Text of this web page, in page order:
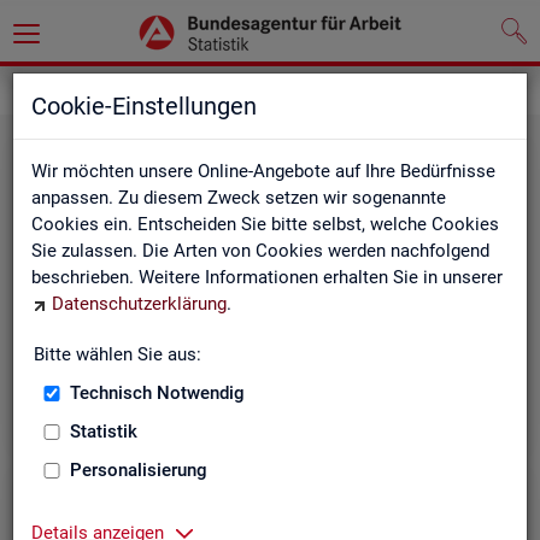
Cookie-Einstellungen
Wir möchten unsere Online-Angebote auf Ihre Bedürfnisse
anpassen. Zu diesem Zweck setzen wir sogenannte
Cookies ein. Entscheiden Sie bitte selbst, welche Cookies
Sie zulassen. Die Arten von Cookies werden nachfolgend
beschrieben. Weitere Informationen erhalten Sie in unserer
Datenschutzerklärung.
Bitte wählen Sie aus:
Technisch Notwendig
Statistik
Personalisierung
Details anzeigen
Ge­set­ze und Ver­ord­nun­gen
Die Gesetze und Verordnungen, die der Arbeit der
Statistik der BA zugrunde liegen, finden Sie hier.